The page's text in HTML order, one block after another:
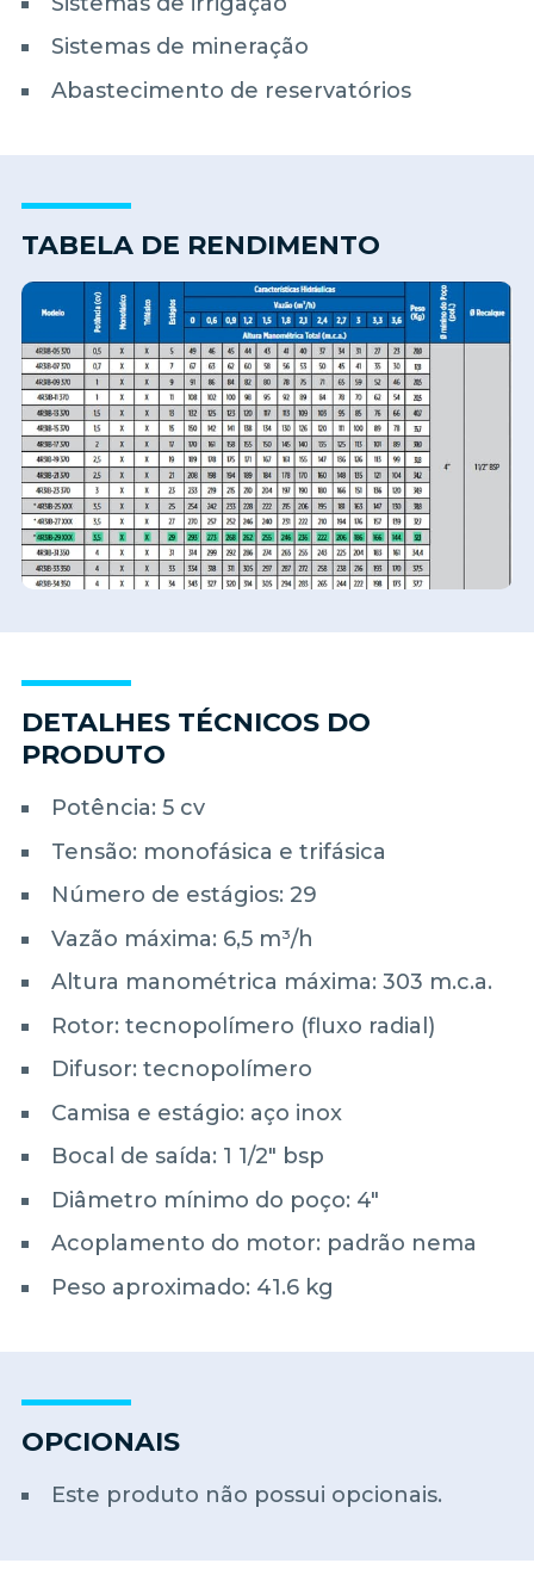
Sistemas de mineração
Abastecimento de reservatórios
TABELA DE RENDIMENTO
DETALHES TÉCNICOS DO
PRODUTO
Potência: 5 cv
Tensão: monofásica e trifásica
Número de estágios: 29
Vazão máxima: 6,5 m³/h
Altura manométrica máxima: 303 m.c.a.
Rotor: tecnopolímero (fluxo radial)
Difusor: tecnopolímero
Camisa e estágio: aço inox
Bocal de saída: 1 1/2" bsp
Diâmetro mínimo do poço: 4"
Acoplamento do motor: padrão nema
Peso aproximado: 41.6 kg
OPCIONAIS
Este produto não possui opcionais.